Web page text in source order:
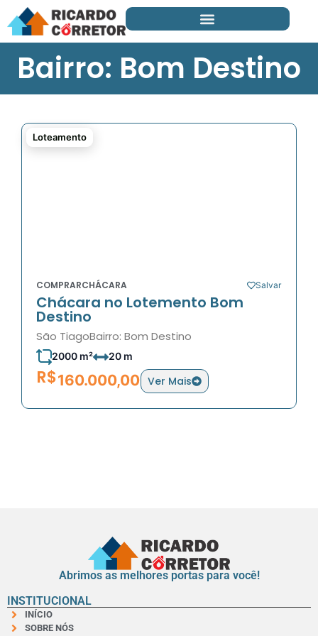
Bairro: Bom Destino
Loteamento
COMPRARCHÁCARA Salvar
Chácara no Lotemento Bom
Destino
São TiagoBairro: Bom Destino
2000 m² 20 m
R$160.000,00 Ver Mais
Abrimos as melhores portas para você!
INSTITUCIONAL
INÍCIO
SOBRE NÓS